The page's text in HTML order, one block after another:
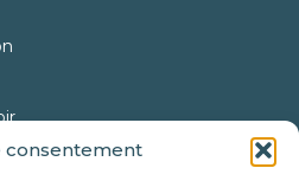
consentement